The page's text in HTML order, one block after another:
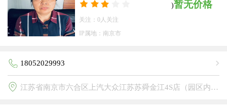
)暂无价格
关注：0人关注
IP属地：南京市
18052029993
江苏省南京市六合区上汽大众江苏苏舜金江4S店（园区内）(顺达驾校)